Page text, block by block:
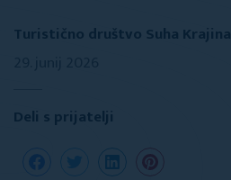
Turistično društvo Suha Krajina
Deli s prijatelji